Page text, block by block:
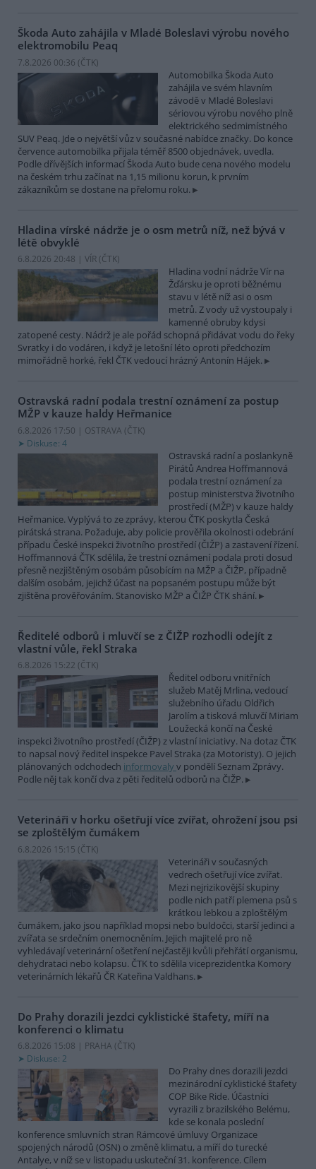
Škoda Auto zahájila v Mladé Boleslavi výrobu nového
elektromobilu Peaq
7.8.2026 00:36 (ČTK)
Automobilka Škoda Auto
zahájila ve svém hlavním
závodě v Mladé Boleslavi
sériovou výrobu nového plně
elektrického sedmimístného
SUV Peaq. Jde o největší vůz v současné nabídce značky. Do konce
července automobilka přijala téměř 8500 objednávek, uvedla.
Podle dřívějších informací Škoda Auto bude cena nového modelu
na českém trhu začínat na 1,15 milionu korun, k prvním
zákazníkům se dostane na přelomu roku.
Hladina vírské nádrže je o osm metrů níž, než bývá v
létě obvyklé
6.8.2026 20:48 | VÍR (ČTK)
Hladina vodní nádrže Vír na
Žďársku je oproti běžnému
stavu v létě níž asi o osm
metrů. Z vody už vystoupaly i
kamenné obruby kdysi
zatopené cesty. Nádrž je ale pořád schopná přidávat vodu do řeky
Svratky i do vodáren, i když je letošní léto oproti předchozím
mimořádně horké, řekl ČTK vedoucí hrázný Antonín Hájek.
Ostravská radní podala trestní oznámení za postup
MŽP v kauze haldy Heřmanice
6.8.2026 17:50 | OSTRAVA (ČTK)
Diskuse: 4
Ostravská radní a poslankyně
Pirátů Andrea Hoffmannová
podala trestní oznámení za
postup ministerstva životního
prostředí (MŽP) v kauze haldy
Heřmanice. Vyplývá to ze zprávy, kterou ČTK poskytla Česká
pirátská strana. Požaduje, aby policie prověřila okolnosti odebrání
případu České inspekci životního prostředí (ČIŽP) a zastavení řízení.
Hoffmannová ČTK sdělila, že trestní oznámení podala proti dosud
přesně nezjištěným osobám působícím na MŽP a ČIŽP, případně
dalším osobám, jejichž účast na popsaném postupu může být
zjištěna prověřováním. Stanovisko MŽP a ČIŽP ČTK shání.
Ředitelé odborů i mluvčí se z ČIŽP rozhodli odejít z
vlastní vůle, řekl Straka
6.8.2026 15:22 (ČTK)
Ředitel odboru vnitřních
služeb Matěj Mrlina, vedoucí
služebního úřadu Oldřich
Jarolím a tisková mluvčí Miriam
Loužecká končí na České
inspekci životního prostředí (ČIŽP) z vlastní iniciativy. Na dotaz ČTK
to napsal nový ředitel inspekce Pavel Straka (za Motoristy). O jejich
plánovaných odchodech informovaly v pondělí Seznam Zprávy.
Podle něj tak končí dva z pěti ředitelů odborů na ČIŽP.
Veterináři v horku ošetřují více zvířat, ohrožení jsou psi
se zploštělým čumákem
6.8.2026 15:15 (ČTK)
Veterináři v současných
vedrech ošetřují více zvířat.
Mezi nejrizikovější skupiny
podle nich patří plemena psů s
krátkou lebkou a zploštělým
čumákem, jako jsou například mopsi nebo buldočci, starší jedinci a
zvířata se srdečním onemocněním. Jejich majitelé pro ně
vyhledávají veterinární ošetření nejčastěji kvůli přehřátí organismu,
dehydrataci nebo kolapsu. ČTK to sdělila viceprezidentka Komory
veterinárních lékařů ČR Kateřina Valdhans.
Do Prahy dorazili jezdci cyklistické štafety, míří na
konferenci o klimatu
6.8.2026 15:08 | PRAHA (ČTK)
Diskuse: 2
Do Prahy dnes dorazili jezdci
mezinárodní cyklistické štafety
COP Bike Ride. Účastníci
vyrazili z brazilského Belému,
kde se konala poslední
konference smluvních stran Rámcové úmluvy Organizace
spojených národů (OSN) o změně klimatu, a míří do turecké
Antalye, v níž se v listopadu uskuteční 31. konference. Cílem